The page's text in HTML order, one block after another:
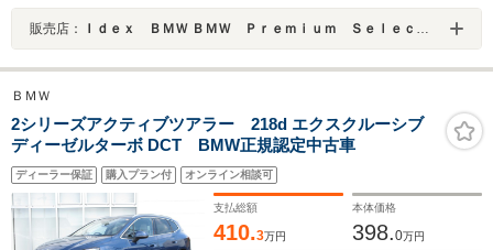
販売店： Ｉｄｅｘ ＢＭＷ ＢＭＷ Ｐｒｅｍｉｕｍ Ｓｅｌｅｃｔｉｏｎ 鹿児島中央店
ＢＭＷ
2シリーズアクティブツアラー 218d エクスクルーシブ
ディーゼルターボ DCT BMW正規認定中古車
ディーラー保証 購入プラン付 オンライン相談可
支払総額
410.3万円
本体価格
398.0万円